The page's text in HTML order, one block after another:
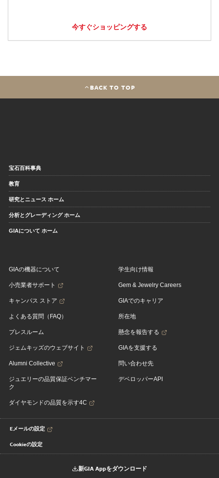
今すぐショッピングする
BACK TO TOP
宝石百科事典
教育
研究とニュース ホーム
分析とグレーディング ホーム
GIAについて ホーム
GIAの機器について
小売業者サポート
キャンパス ストア
よくある質問（FAQ）
プレスルーム
ジェムキッズのウェブサイト
Alumni Collective
ジュエリーの品質保証ベンチマー
ク
ダイヤモンドの品質を示す4C
学生向け情報
Gem & Jewelry Careers
GIAでのキャリア
所在地
懸念を報告する
GIAを支援する
問い合わせ先
デベロッパーAPI
Eメールの設定
Cookieの設定
新GIA Appをダウンロード